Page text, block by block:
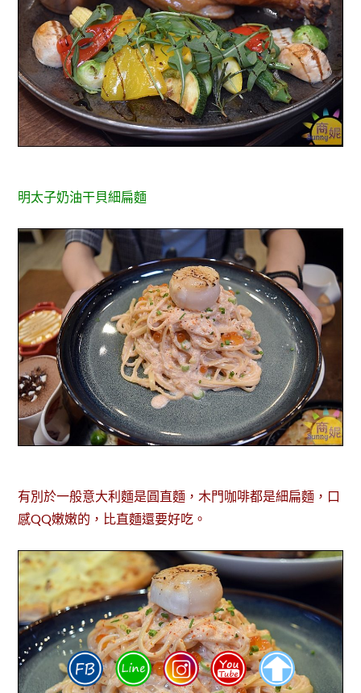
明太子奶油干貝細扁麵
有別於一般意大利麵是圓直麵，木門咖啡都是細扁麵，口
感QQ嫩嫩的，比直麵還要好吃。